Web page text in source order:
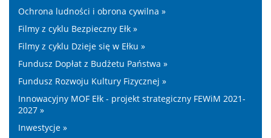
Ochrona ludności i obrona cywilna »
Filmy z cyklu Bezpieczny Ełk »
Filmy z cyklu Dzieje się w Ełku »
Fundusz Dopłat z Budżetu Państwa »
Fundusz Rozwoju Kultury Fizycznej »
Innowacyjny MOF Ełk - projekt strategiczny FEWiM 2021-
2027 »
Inwestycje »